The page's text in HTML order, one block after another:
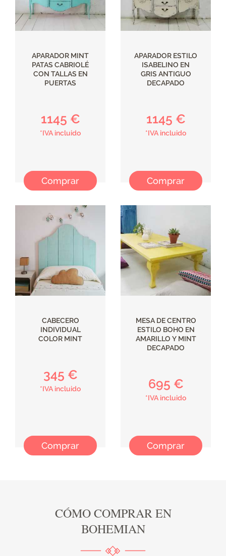
APARADOR MINT
PATAS CABRIOLÉ
CON TALLAS EN
PUERTAS
1145 €
*IVA incluido
Comprar
APARADOR ESTILO
ISABELINO EN
GRIS ANTIGUO
DECAPADO
1145 €
*IVA incluido
Comprar
CABECERO
INDIVIDUAL
COLOR MINT
345 €
*IVA incluido
Comprar
MESA DE CENTRO
ESTILO BOHO EN
AMARILLO Y MINT
DECAPADO
695 €
*IVA incluido
Comprar
CÓMO COMPRAR EN
BOHEMIAN